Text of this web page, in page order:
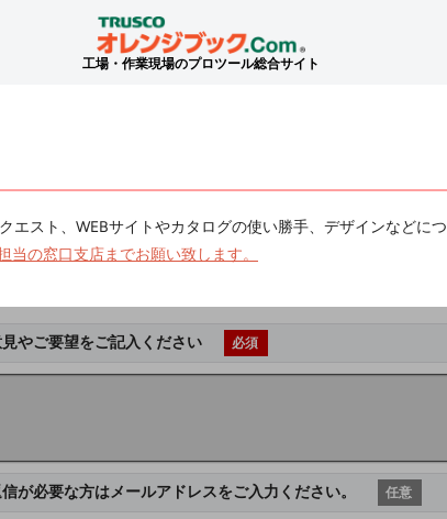
工場・作業現場のプロツール総合サイト
スト、WEBサイトやカタログの使い勝手、デザインなどに
の窓口支店までお願い致します。
やご要望をご記入ください 必須
が必要な方はメールアドレスをご入力ください。 任意